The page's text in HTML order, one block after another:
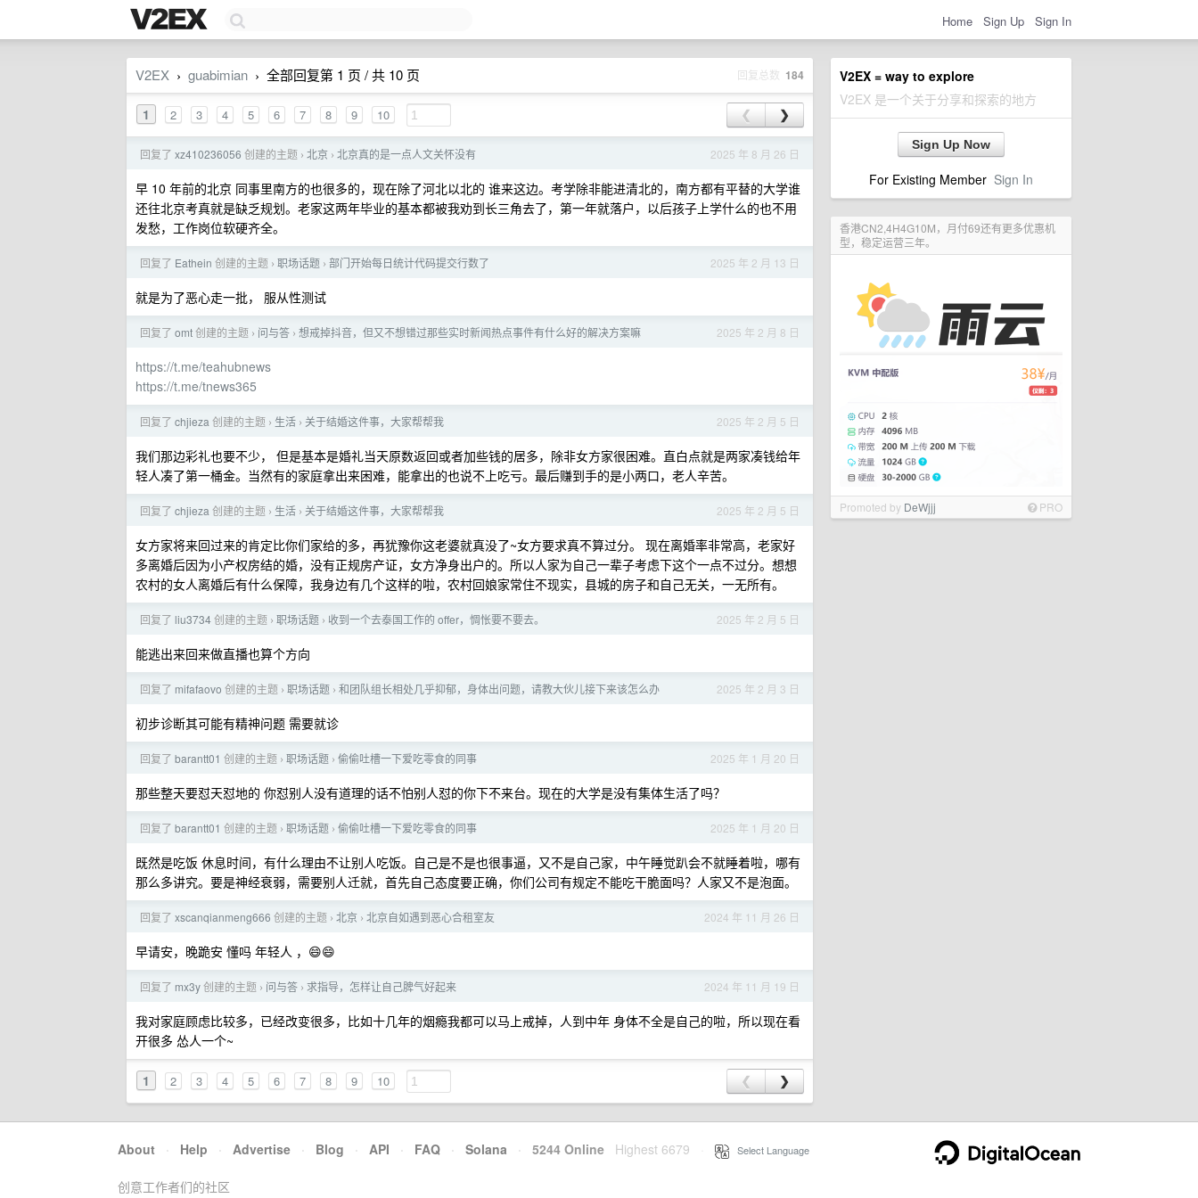
Home Sign Up Sign In
V2EX = way to explore
V2EX 是一个关于分享和探索的地方
Sign Up Now
For Existing Member Sign In
香港CN2,4H4G10M，月付69还有更多优惠机
型，稳定运营三年。
Promoted by DeWjjj PRO
V2EX › guabimian › 全部回复第 1 页 / 共 10 页 回复总数 184
1 2 3 4 5 6 7 8 9 10 ❮ ❯
2025 年 8 月 26 日
回复了 xz410236056 创建的主题 › 北京 › 北京真的是一点人文关怀没有
早 10 年前的北京 同事里南方的也很多的，现在除了河北以北的 谁来这边。考学除非能进清北的，南方都有平替的大学谁
还往北京考真就是缺乏规划。老家这两年毕业的基本都被我劝到长三角去了，第一年就落户，以后孩子上学什么的也不用
发愁，工作岗位软硬齐全。
2025 年 2 月 13 日
回复了 Eathein 创建的主题 › 职场话题 › 部门开始每日统计代码提交行数了
就是为了恶心走一批， 服从性测试
2025 年 2 月 8 日
回复了 omt创建的主题 › 问与答 › 想戒掉抖音，但又不想错过那些实时新闻热点事件有什么好的解决方案嘛
https://t.me/teahubnews
https://t.me/tnews365
2025 年 2 月 5 日
回复了 chjieza 创建的主题 › 生活 › 关于结婚这件事，大家帮帮我
我们那边彩礼也要不少， 但是基本是婚礼当天原数返回或者加些钱的居多，除非女方家很困难。直白点就是两家凑钱给年
轻人凑了第一桶金。当然有的家庭拿出来困难，能拿出的也说不上吃亏。最后赚到手的是小两口，老人辛苦。
2025 年 2 月 5 日
回复了 chjieza 创建的主题 › 生活 › 关于结婚这件事，大家帮帮我
女方家将来回过来的肯定比你们家给的多，再犹豫你这老婆就真没了~女方要求真不算过分。 现在离婚率非常高，老家好
多离婚后因为小产权房结的婚，没有正规房产证，女方净身出户的。所以人家为自己一辈子考虑下这个一点不过分。想想
农村的女人离婚后有什么保障，我身边有几个这样的啦，农村回娘家常住不现实，县城的房子和自己无关，一无所有。
2025 年 2 月 5 日
回复了 liu3734创建的主题 › 职场话题 › 收到一个去泰国工作的 offer，惆怅要不要去。
能逃出来回来做直播也算个方向
2025 年 2 月 3 日
回复了 mifafaovo 创建的主题 › 职场话题 › 和团队组长相处几乎抑郁，身体出问题，请教大伙儿接下来该怎么办
初步诊断其可能有精神问题 需要就诊
2025 年 1 月 20 日
回复了 barantt01 创建的主题 › 职场话题 › 偷偷吐槽一下爱吃零食的同事
那些整天要怼天怼地的 你怼别人没有道理的话不怕别人怼的你下不来台。现在的大学是没有集体生活了吗？
2025 年 1 月 20 日
回复了 barantt01 创建的主题 › 职场话题 › 偷偷吐槽一下爱吃零食的同事
既然是吃饭 休息时间，有什么理由不让别人吃饭。自己是不是也很事逼，又不是自己家，中午睡觉趴会不就睡着啦，哪有
那么多讲究。要是神经衰弱，需要别人迁就，首先自己态度要正确，你们公司有规定不能吃干脆面吗？人家又不是泡面。
2024 年 11 月 26 日
回复了 xscanqianmeng666 创建的主题 › 北京 › 北京自如遇到恶心合租室友
早请安，晚跪安 懂吗 年轻人 ，😄😄
2024 年 11 月 19 日
回复了 mx3y创建的主题 › 问与答 › 求指导，怎样让自己脾气好起来
我对家庭顾虑比较多，已经改变很多，比如十几年的烟瘾我都可以马上戒掉，人到中年 身体不全是自己的啦，所以现在看
开很多 怂人一个~
1 2 3 4 5 6 7 8 9 10 ❮ ❯
About · Help · Advertise · Blog · API · FAQ · Solana · 5244 Online Highest 6679 Select Language
创意工作者们的社区